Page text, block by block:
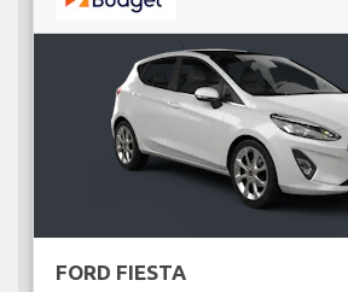
FORD FIESTA